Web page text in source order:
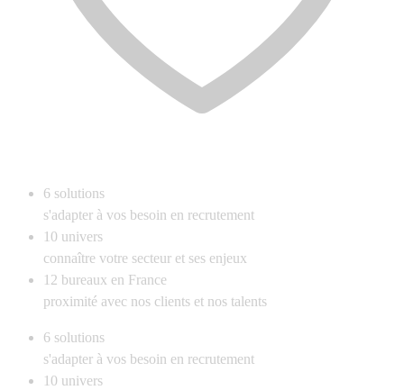
6 solutions
s'adapter à vos besoin en recrutement
10 univers
connaître votre secteur et ses enjeux
12 bureaux en France
proximité avec nos clients et nos talents
6 solutions
s'adapter à vos besoin en recrutement
10 univers